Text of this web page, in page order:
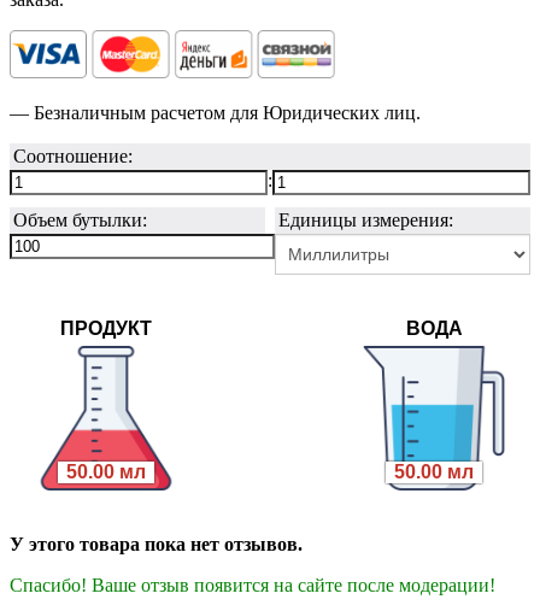
— Безналичным расчетом для Юридических лиц.
Соотношение:
:
Объем бутылки:
Единицы измерения:
ПРОДУКТ
50.00 мл
ВОДА
50.00 мл
У этого товара пока нет отзывов.
Спасибо! Ваше отзыв появится на сайте после модерации!